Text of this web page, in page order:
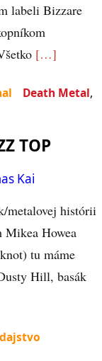
labeli Bizzare
[…]
Death Metal,
TOP
Kai
metalovej histórii
Mikea Howea
tu máme
Hill, basák